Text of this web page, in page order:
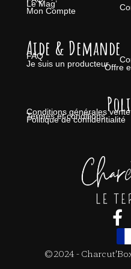
Le Mag’
Mon Compte
Aide & Demande
FAQ
Je suis un producteurOffre
Conditions générales vente
Termes et conditions
Politique de confidentialité
©2024 -